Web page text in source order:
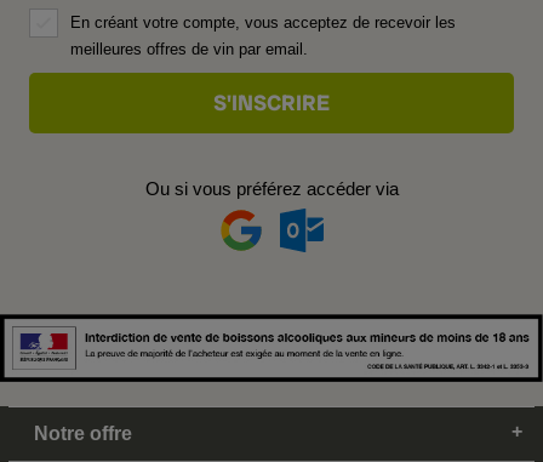
En créant votre compte, vous acceptez de recevoir les
meilleures offres de vin par email.
Ou si vous préférez accéder via
Notre offre